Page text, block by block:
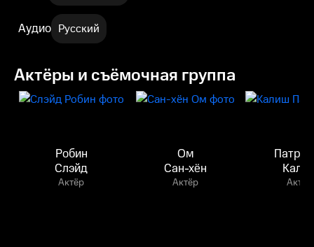
Аудио Русский
Актёры и съёмочная группа
Робин
Слэйд
Актёр
Ом
Сан-хён
Актёр Актёр